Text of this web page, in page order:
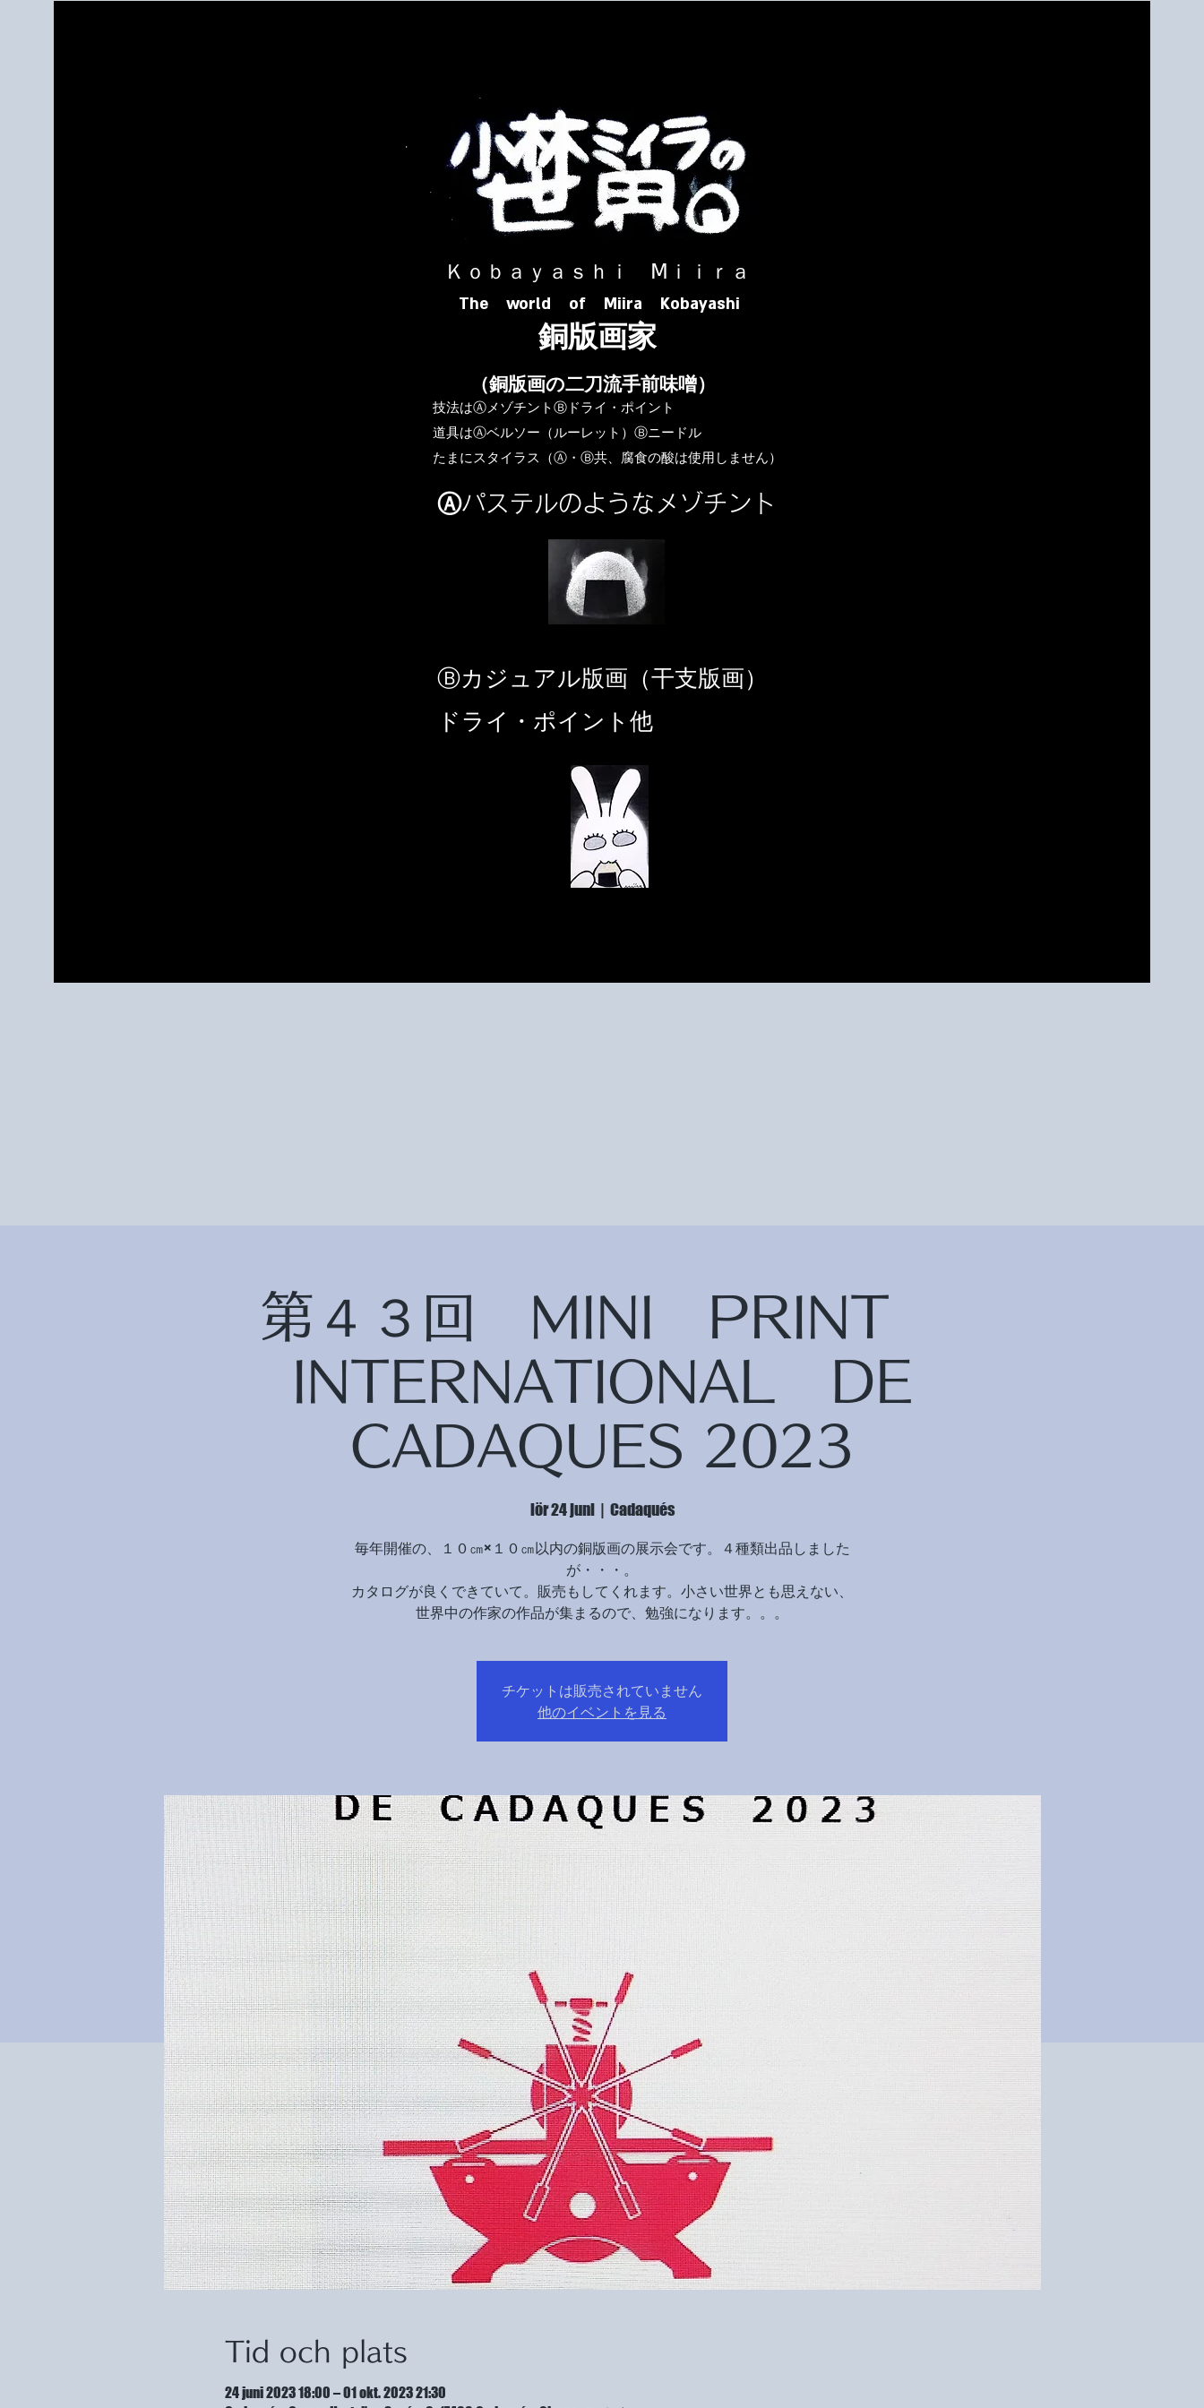
​ Ｋｏｂａｙａｓｈｉ Ⅿｉｉｒａ​
The world of Miira Kobayashi
​銅版画家
​（銅版画の二刀流手前味噌）
​技法はⒶメゾチントⒷドライ・ポイント
道具はⒶベルソー（ルーレット）Ⓑニードル
​たまにスタイラス（Ⓐ・Ⓑ共、腐食の酸は使用しません）
Ⓐパステルのようなメゾチント
​Ⓑカジュアル版画（干支版画）
ドライ・ポイント他
第４３回 MINI PRINT
INTERNATIONAL DE
CADAQUES 2023
lör 24 juni
  |
Cadaqués
毎年開催の、１０㎝×１０㎝以内の銅版画の展示会です。４種類出品しました
が・・・。
カタログが良くできていて。販売もしてくれます。小さい世界とも思えない、
世界中の作家の作品が集まるので、勉強になります。。。
チケットは販売されていません
他のイベントを見る
Tid och plats
24 juni 2023 18:00 – 01 okt. 2023 21:30